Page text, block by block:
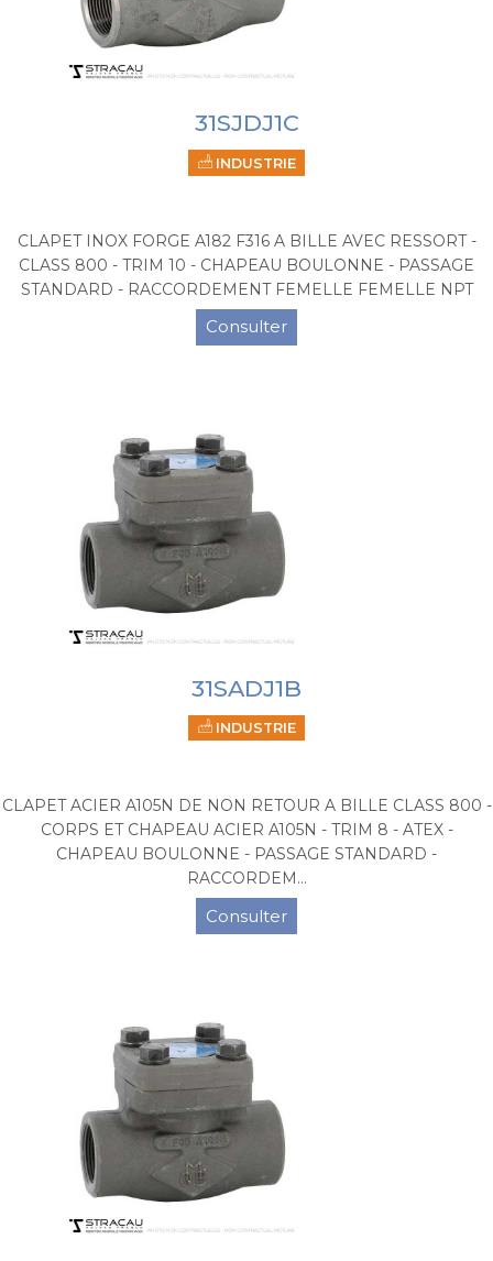
31SJDJ1C
INDUSTRIE
CLAPET INOX FORGE A182 F316 A BILLE AVEC RESSORT -
CLASS 800 - TRIM 10 - CHAPEAU BOULONNE - PASSAGE
STANDARD - RACCORDEMENT FEMELLE FEMELLE NPT
Consulter
31SADJ1B
INDUSTRIE
CLAPET ACIER A105N DE NON RETOUR A BILLE CLASS 800 -
CORPS ET CHAPEAU ACIER A105N - TRIM 8 - ATEX -
CHAPEAU BOULONNE - PASSAGE STANDARD -
RACCORDEM...
Consulter